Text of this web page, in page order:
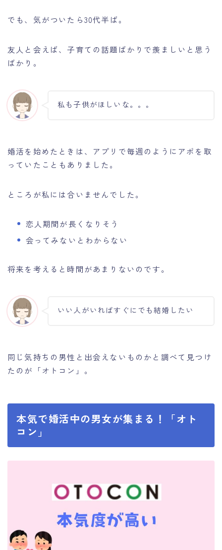
でも、気がついたら30代半ば。
友人と会えば、子育ての話題ばかりで羨ましいと思う
ばかり。
私も子供がほしいな。。。
婚活を始めたときは、アプリで毎週のようにアポを取
っていたこともありました。
ところが私には合いませんでした。
恋人期間が長くなりそう
会ってみないとわからない
将来を考えると時間があまりないのです。
いい人がいればすぐにでも結婚したい
同じ気持ちの男性と出会えないものかと調べて見つけ
たのが「オトコン」。
本気で婚活中の男女が集まる！「オト
コン」